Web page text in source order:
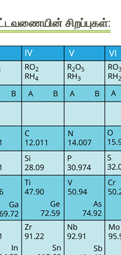
சிறப்புகள்: